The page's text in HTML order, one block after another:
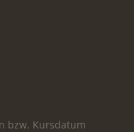
bzw. Kursdatum